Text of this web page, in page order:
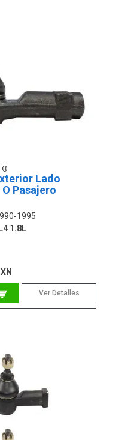
Lado
Pasajero
1995
1.8L
Ver Detalles